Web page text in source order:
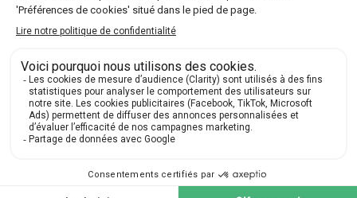
Réponses aux questions
posées par nos futurs élèves
🔍